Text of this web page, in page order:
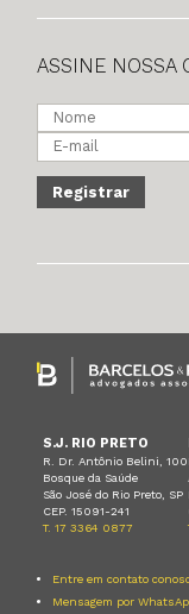
ASSINE NOSSA
S.J. RIO PRETO
R. Dr. Antônio Belini, 100
Bosque da Saúde
São José do Rio Preto, SP
CEP. 15091-241
T. 17 3364 0877
Entre em contato
Mensagem por